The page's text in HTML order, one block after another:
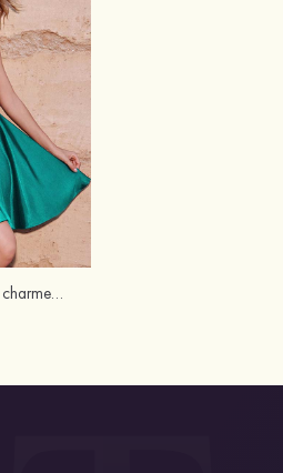
Trapèze col en v charmeuse courte/mini robe de fête de la rentrée avec plissé